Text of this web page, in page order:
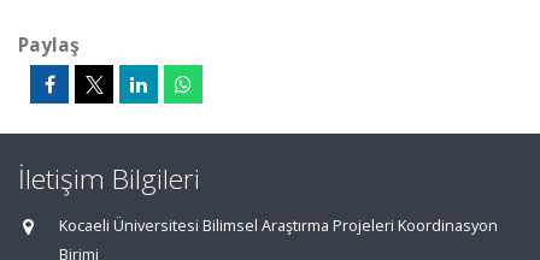
Paylaş
İletişim Bilgileri
Kocaeli Üniversitesi Bilimsel Araştırma Projeleri Koordinasyon
Birimi